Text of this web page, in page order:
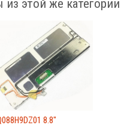
из этой же категории
8.8"